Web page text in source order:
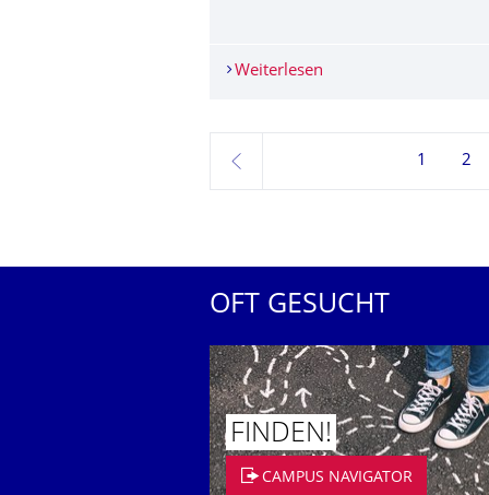
Weiterlesen 7. IRTG2251
zurück
1 2
OFT GESUCHT
FINDEN!
CAMPUS NAVIGATOR